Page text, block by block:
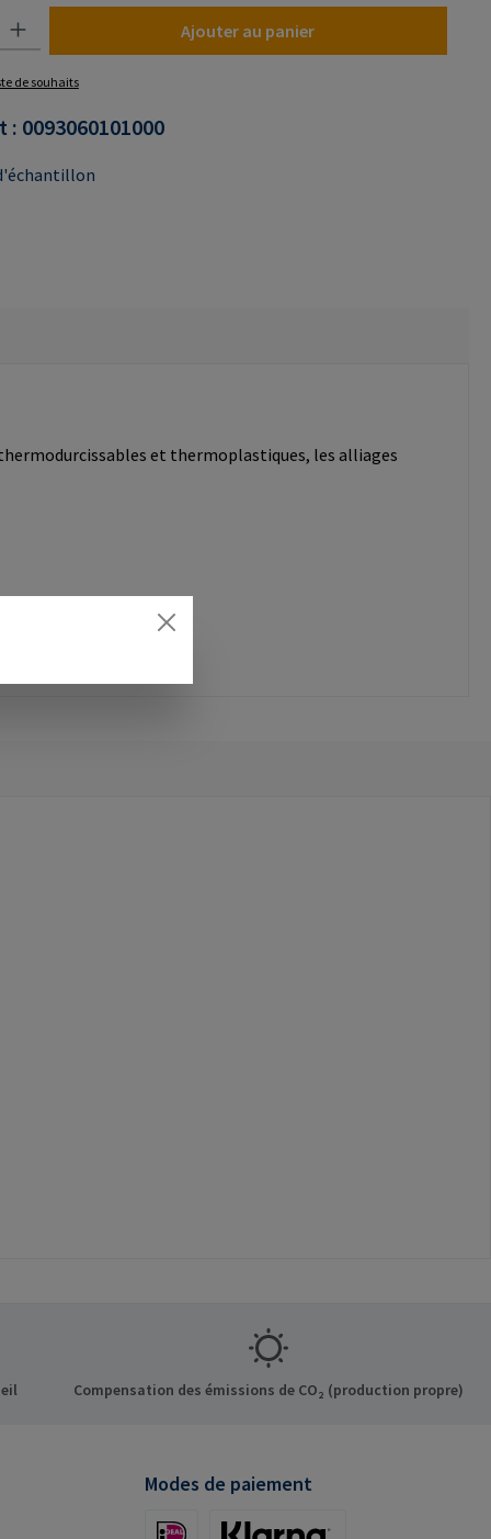
Ajouter au panier
de souhaits
: 0093060101000
et thermoplastiques, les alliages
Compensation des émissions de CO₂ (production propre)
Modes de paiement